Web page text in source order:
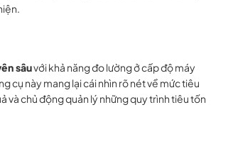
sâuvới khả năng đo lường ở cấp độ máy
cụ này mang lại cái nhìn rõ nét về mức tiêu
và chủ động quản lý những quy trình tiêu tốn